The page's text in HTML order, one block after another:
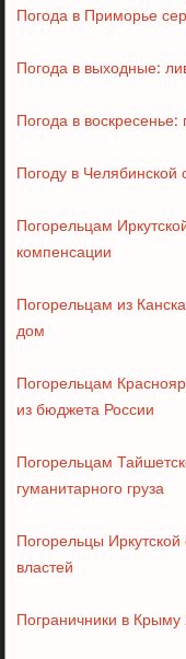
Погода в Приморье
Погода в выходные:
Погода в
Погоду в Челябинской
Погорельцам
компенсации
Погорельцам из
дом
Погорельцам
из бюджета России
Погорельцам
гуманитарного груза
Погорельцы
властей
Пограничники в Крыму